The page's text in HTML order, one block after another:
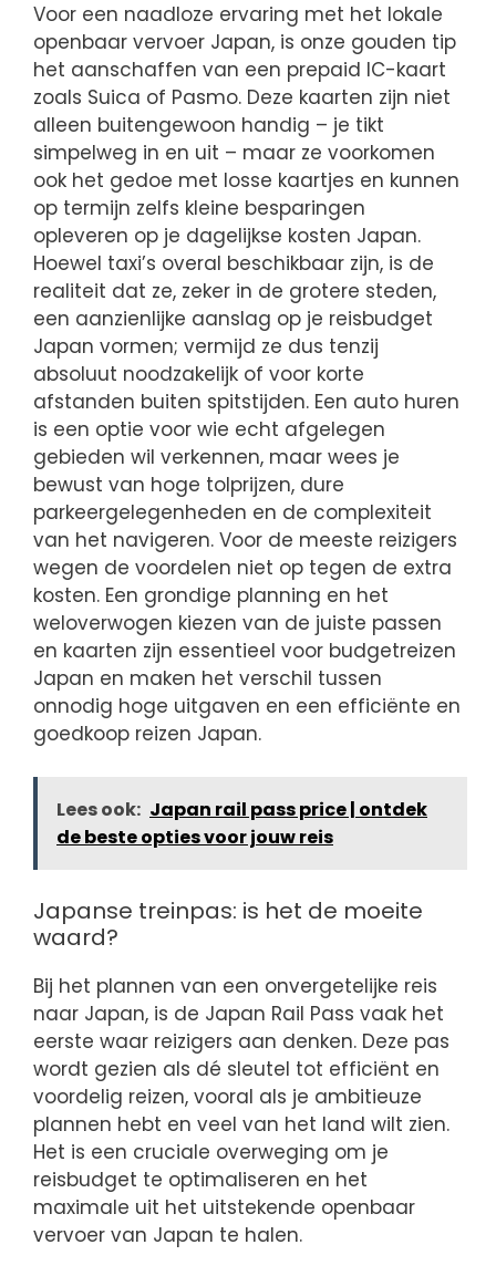
Voor een naadloze ervaring met het lokale
openbaar vervoer Japan, is onze gouden tip
het aanschaffen van een prepaid IC-kaart
zoals Suica of Pasmo. Deze kaarten zijn niet
alleen buitengewoon handig – je tikt
simpelweg in en uit – maar ze voorkomen
ook het gedoe met losse kaartjes en kunnen
op termijn zelfs kleine besparingen
opleveren op je dagelijkse kosten Japan.
Hoewel taxi’s overal beschikbaar zijn, is de
realiteit dat ze, zeker in de grotere steden,
een aanzienlijke aanslag op je reisbudget
Japan vormen; vermijd ze dus tenzij
absoluut noodzakelijk of voor korte
afstanden buiten spitstijden. Een auto huren
is een optie voor wie echt afgelegen
gebieden wil verkennen, maar wees je
bewust van hoge tolprijzen, dure
parkeergelegenheden en de complexiteit
van het navigeren. Voor de meeste reizigers
wegen de voordelen niet op tegen de extra
kosten. Een grondige planning en het
weloverwogen kiezen van de juiste passen
en kaarten zijn essentieel voor budgetreizen
Japan en maken het verschil tussen
onnodig hoge uitgaven en een efficiënte en
goedkoop reizen Japan.
Lees ook: Japan rail pass price | ontdek
de beste opties voor jouw reis
Japanse treinpas: is het de moeite
waard?
Bij het plannen van een onvergetelijke reis
naar Japan, is de Japan Rail Pass vaak het
eerste waar reizigers aan denken. Deze pas
wordt gezien als dé sleutel tot efficiënt en
voordelig reizen, vooral als je ambitieuze
plannen hebt en veel van het land wilt zien.
Het is een cruciale overweging om je
reisbudget te optimaliseren en het
maximale uit het uitstekende openbaar
vervoer van Japan te halen.